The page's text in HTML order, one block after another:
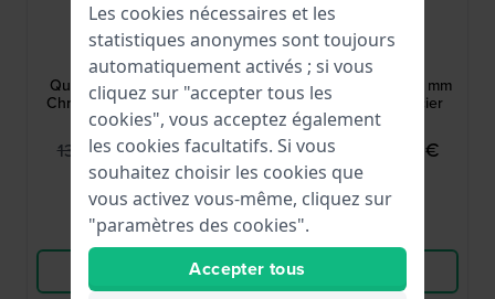
Cluse
CW52002
Quartaut Chrono 35 mm
Chronographe tonneau à
quartz avec date
139,95 € 99,95 €
● En stock
Comparer
Voir les produits
Cluse
CW20810
Vigoureux Chrono 40 mm
Chronographe en acier
avec date
169,95 € 119,95 €
● En stock
Voir les produits
Les cookies nécessaires et les
statistiques anonymes sont toujours
automatiquement activés ; si vous
cliquez sur "accepter tous les
cookies", vous acceptez également
les cookies facultatifs. Si vous
souhaitez choisir les cookies que
vous activez vous-même, cliquez sur
"paramètres des cookies".
Accepter tous